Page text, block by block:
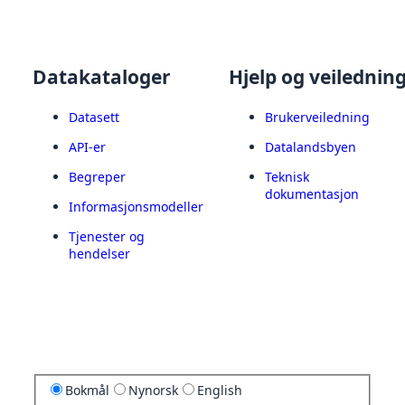
Datakataloger
Datasett
API-er
Begreper
Informasjonsmodeller
Tjenester og
hendelser
Hjelp og
Brukerveiledning
Datalandsbyen
Teknisk
dokumentasjon
Bokmål Nynorsk English